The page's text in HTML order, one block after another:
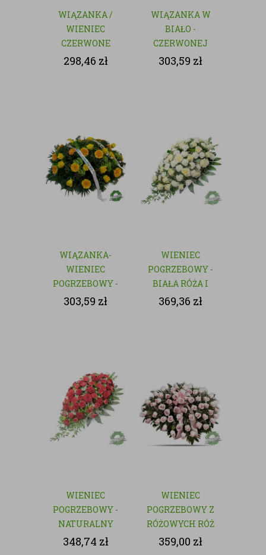
WIĄZANKA /
WIENIEC
CZERWONE
RÓŻE - KWIATY
298,46 zł
WIĄZANKA W
BIAŁO -
CZERWONEJ
KOLORYSTYCE
303,59 zł
WIĄZANKA-
WIENIEC
POGRZEBOWY -
NATURALNY
303,59 zł
WIENIEC
POGRZEBOWY -
BIAŁA RÓŻA I
GOŹDZIK
369,36 zł
WIENIEC
POGRZEBOWY -
NATURALNY
348,74 zł
WIENIEC
POGRZEBOWY Z
RÓŻOWYCH RÓŻ
- NATURALNY
359,00 zł